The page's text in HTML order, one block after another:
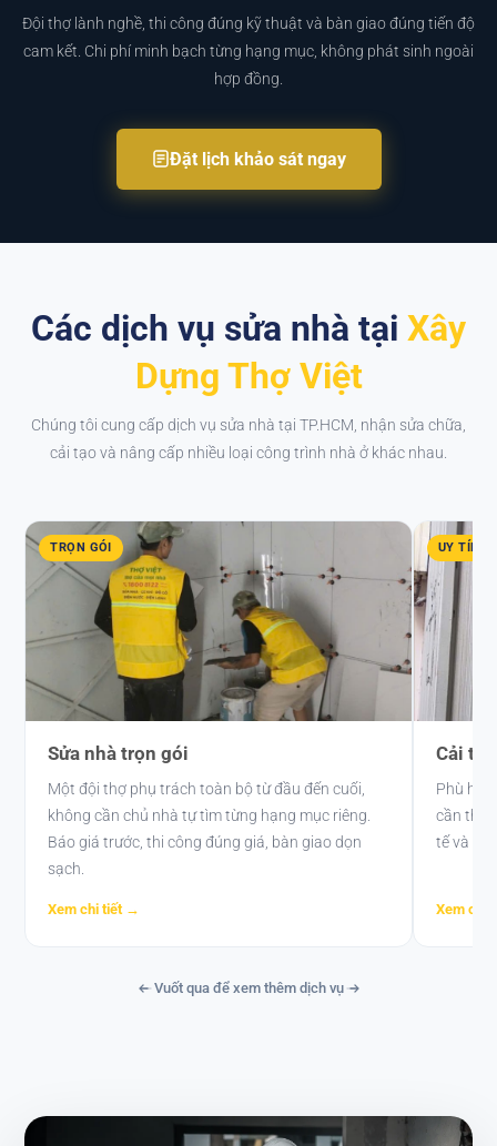
Đội thợ lành nghề, thi công đúng kỹ thuật và bàn giao đúng tiến độ
cam kết. Chi phí minh bạch từng hạng mục, không phát sinh ngoài
hợp đồng.
Đặt lịch khảo sát ngay
Các dịch vụ sửa nhà tại Xây
Dựng Thợ Việt
Chúng tôi cung cấp dịch vụ sửa nhà tại TP.HCM, nhận sửa chữa,
cải tạo và nâng cấp nhiều loại công trình nhà ở khác nhau.
TRỌN GÓI
Sửa nhà trọn gói
Một đội thợ phụ trách toàn bộ từ đầu đến cuối,
không cần chủ nhà tự tìm từng hạng mục riêng.
Báo giá trước, thi công đúng giá, bàn giao dọn
sạch.
Xem chi tiết →
UY TÍN
Cải
Phù
cần
tế và tư
Xem chi
Vuốt qua để xem thêm dịch vụ